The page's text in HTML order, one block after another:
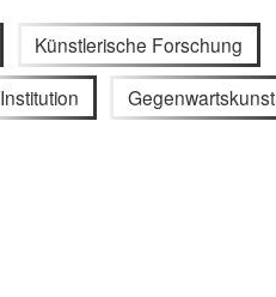
Künstlerische Forschung
Institution Gegenwartskunst